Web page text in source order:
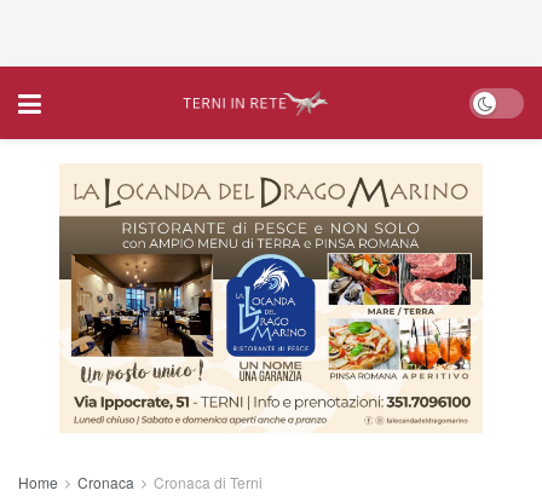
Home Cronaca Cronaca di Terni